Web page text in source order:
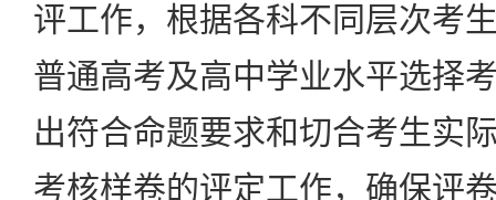
评工作，根据各科不同层次考
普通高考及高中学业水平选择
出符合命题要求和切合考生实
考核样卷的评定工作，确保评